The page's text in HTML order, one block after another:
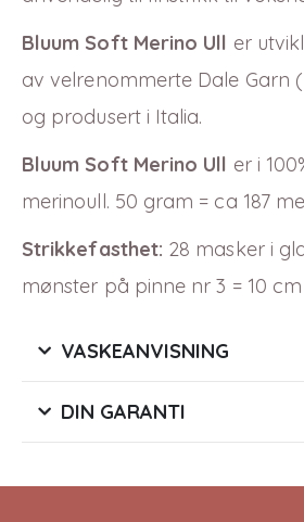
Bluum Soft Merino Ull er
av velrenommerte Dale Garn
og produsert i Italia.
Bluum Soft Merino Ull er i
merinoull. 50 gram = ca 187
Strikkefasthet: 28 masker i
mønster på pinne nr 3 = 10 cm
VASKEANVISNING
DIN GARANTI